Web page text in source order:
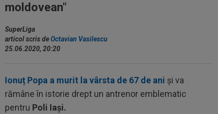
moldovean"
SuperLiga
articol scris deOctavian Vasilescu
25.06.2020, 20:20
Ionuț Popa a murit la vârsta de 67 de ani și va
rămâne în istorie drept un antrenor emblematic
pentru Poli Iași.